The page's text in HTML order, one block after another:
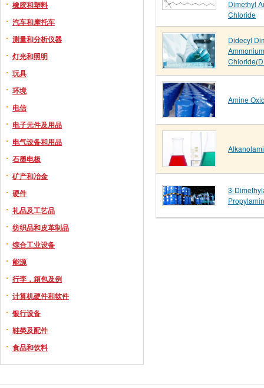
橡胶和塑料
汽车和摩托车
测量和分析仪器
灯光和照明
玩具
环境
电信
电子元件及用品
电气设备和用品
石墨电极
矿产和冶金
硬件
礼品及工艺品
纺织品和皮革制品
综合工业设备
能源
行李，箱包及例
计算机硬件和软件
银行设备
鞋类及配件
食品和饮料
Dimethyl
Chloride
Didecyl
Ammonium
Amine
3-